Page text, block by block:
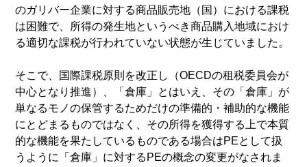
のガリバー企業に対する商品販売地（国）における課税
は困難で、所得の発生地というべき商品購入地域におけ
る適切な課税が行われていない状態が生じていました。
そこで、国際課税原則を改正し（OECDの租税委員会が
中心となり推進）、「倉庫」とはいえ、その「倉庫」が
単なるモノの保管するためだけの準備的・補助的な機能
にとどまるものではなく、その所得を獲得する上で本質
的な機能を果たしているものである場合はPEとして扱
うように「倉庫」に対するPEの概念の変更がなされま